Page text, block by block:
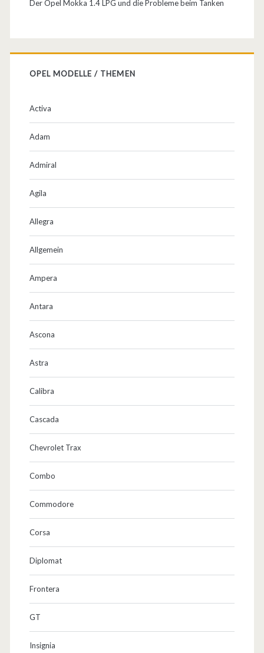
Der Opel Mokka 1.4 LPG und die Probleme beim Tanken
OPEL MODELLE / THEMEN
Activa
Adam
Admiral
Agila
Allegra
Allgemein
Ampera
Antara
Ascona
Astra
Calibra
Cascada
Chevrolet Trax
Combo
Commodore
Corsa
Diplomat
Frontera
GT
Insignia